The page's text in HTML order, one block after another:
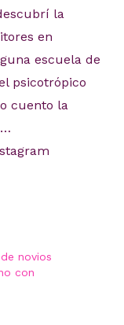
la
en
escuela de
psicotrópico
cuento la
novios
con